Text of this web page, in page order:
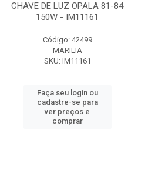
CHAVE DE LUZ OPALA 81-84
150W - IM11161
Código: 42499
MARILIA
SKU: IM11161
Faça seu login ou
cadastre-se para
ver preços e
comprar